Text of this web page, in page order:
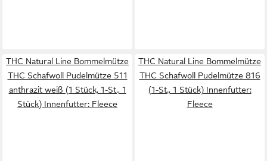
THC Natural Line Bommelmütze
THC Schafwoll Pudelmütze 511
anthrazit weiß (1 Stück, 1-St., 1
Stück) Innenfutter: Fleece
THC Natural Line Bommelmütze
THC Schafwoll Pudelmütze 816
(1-St., 1 Stück) Innenfutter:
Fleece